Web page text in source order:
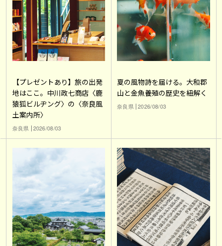
【プレゼントあり】旅の出発
地はここ。中川政七商店〈鹿
猿狐ビルヂング〉の〈奈良風
土案内所〉
奈良県 2026/08/03
夏の風物詩を届ける。大和郡
山と金魚養殖の歴史を紐解く
奈良県 2026/08/03